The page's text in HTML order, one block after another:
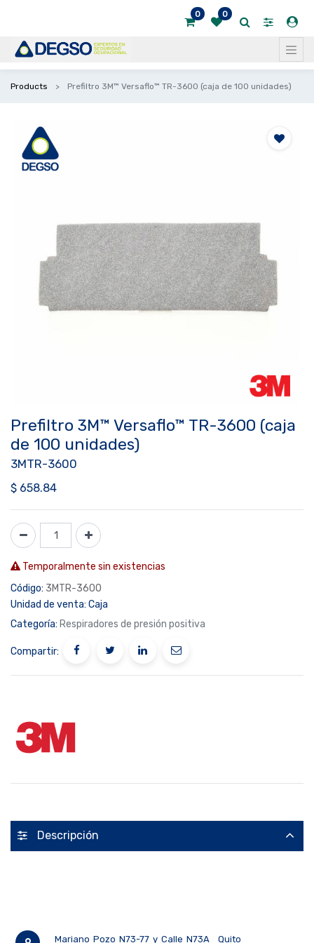
0 0
Products Prefiltro 3M™ Versaflo™ TR-3600 (caja de 100 unidades)
Prefiltro 3M™ Versaflo™ TR-3600 (caja
de 100 unidades)
3MTR-3600
$ 658.84
Temporalmente sin existencias
Código: 3MTR-3600
Unidad de venta: Caja
Categoría: Respiradores de presión positiva
Compartir:
Descripción
Mariano Pozo N73-77 y Calle N73A Quito